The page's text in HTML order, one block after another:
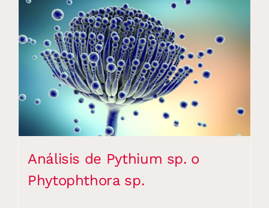
Análisis de Pythium sp. o
Phytophthora sp.